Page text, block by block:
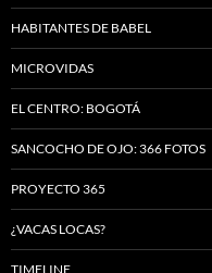
HABITANTES DE BABEL
MICROVIDAS
EL CENTRO: BOGOTÁ
SANCOCHO DE OJO: 366 FOTOS
PROYECTO 365
¿VACAS LOCAS?
TIMELINE